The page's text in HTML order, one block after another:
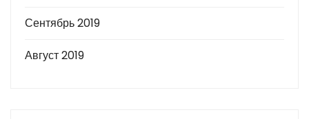
Сентябрь 2019
Август 2019